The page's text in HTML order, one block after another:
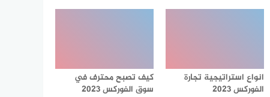
انواع استراتيجية تجارة
الفوركس 2023
كيف تصبح محترف في
سوق الفوركس 2023